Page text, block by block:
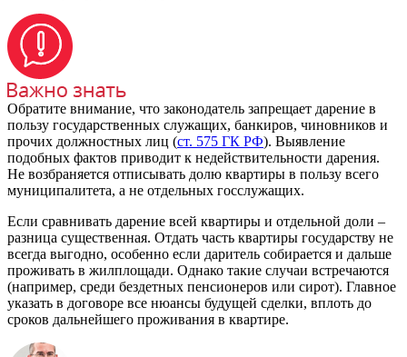
Обратите внимание, что законодатель запрещает дарение в
пользу государственных служащих, банкиров, чиновников и
прочих должностных лиц (ст. 575 ГК РФ). Выявление
подобных фактов приводит к недействительности дарения.
Не возбраняется отписывать долю квартиры в пользу всего
муниципалитета, а не отдельных госслужащих.
Если сравнивать дарение всей квартиры и отдельной доли –
разница существенная. Отдать часть квартиры государству не
всегда выгодно, особенно если даритель собирается и дальше
проживать в жилплощади. Однако такие случаи встречаются
(например, среди бездетных пенсионеров или сирот). Главное
указать в договоре все нюансы будущей сделки, вплоть до
сроков дальнейшего проживания в квартире.